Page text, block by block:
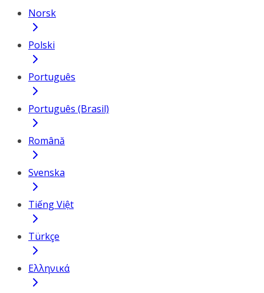
Norsk
Polski
Português
Português (Brasil)
Română
Svenska
Tiếng Việt
Türkçe
Ελληνικά